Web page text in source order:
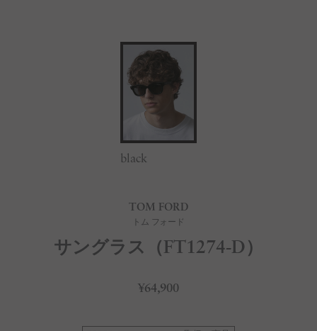
black
TOM FORD
トム フォード
サングラス（FT1274-D）
¥64,900